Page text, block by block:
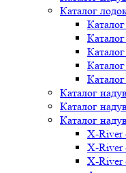
Каталог
Каталог
Каталог
Каталог
X-River
X-River
X-River